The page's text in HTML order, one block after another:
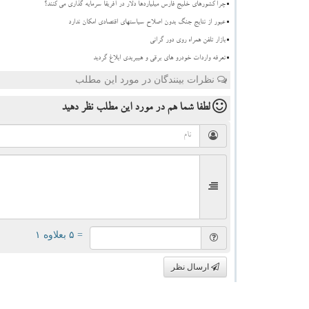
چرا کشورهای خلیج فارس میلیاردها دلار در آفریقا سرمایه گذاری می کنند؟
عبور از نتایج جنگ بدون اصلاح سیاستهای اقتصادی امکان ندارد
بازار تلفن همراه روی دور گرانی
تعرفه واردات خودرو های برقی و هیبریدی ابلاغ گردید
نظرات بینندگان در مورد این مطلب
لطفا شما همدر مورد این مطلب نظر دهید
= ۵ بعلاوه ۱
ارسال نظر